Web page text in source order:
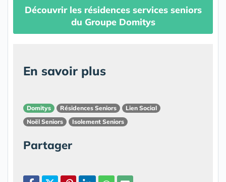
Découvrir les résidences services seniors
du Groupe Domitys
En savoir plus
Domitys Résidences Seniors
Lien Social
Noël Seniors
Isolement Seniors
Partager